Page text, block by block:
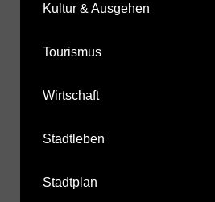
Kultur & Ausgehen
Tourismus
Wirtschaft
Stadtleben
Stadtplan